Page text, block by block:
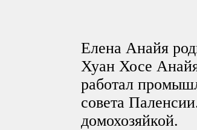
Елена Анайя
Хуан Хосе
работал
совета
домохозяйкой.